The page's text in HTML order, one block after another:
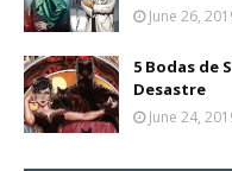
June 26,
5 Bodas de
Desastre
June 24,